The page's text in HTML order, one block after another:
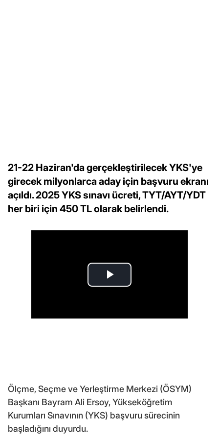
21-22 Haziran'da gerçekleştirilecek YKS'ye
girecek milyonlarca aday için başvuru ekranı
açıldı. 2025 YKS sınavı ücreti, TYT/AYT/YDT
her biri için 450 TL olarak belirlendi.
Ölçme, Seçme ve Yerleştirme Merkezi (ÖSYM)
Başkanı Bayram Ali Ersoy, Yükseköğretim
Kurumları Sınavının (YKS) başvuru sürecinin
başladığını duyurdu.